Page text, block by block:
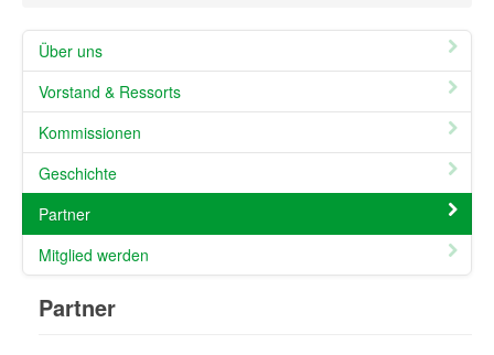
Über uns
Vorstand & Ressorts
Kommissionen
Geschichte
Partner
Mitglied werden
Partner